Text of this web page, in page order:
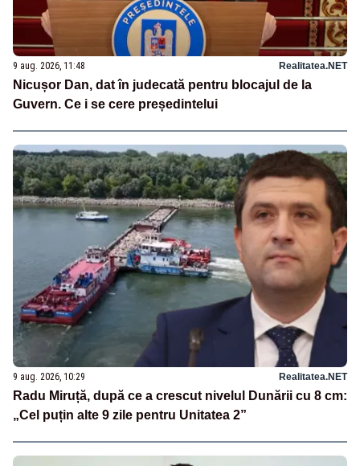
9 aug. 2026, 11:48 Realitatea.NET
Nicușor Dan, dat în judecată pentru blocajul de la
Guvern. Ce i se cere președintelui
9 aug. 2026, 10:29 Realitatea.NET
Radu Miruță, după ce a crescut nivelul Dunării cu 8 cm:
„Cel puțin alte 9 zile pentru Unitatea 2”